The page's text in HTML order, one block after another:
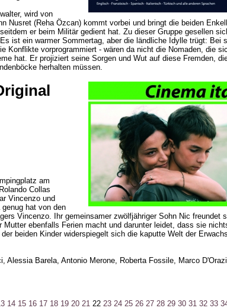
wird von
Nusret (Reha Özcan) kommt vorbei und bringt die beiden
er beim Militär gedient hat. Zu dieser Gruppe gesellen
ist ein warmer Sommertag, aber die ländliche Idylle trügt: Bei
Konflikte vorprogrammiert - wären da nicht die Nomaden, die
hat. Er projiziert seine Sorgen und Wut auf diese Fremden,
herhalten müssen.
am
Collas
Vincenzo und
hat von den
Vincenzo. Ihr gemeinsamer zwölfjähriger Sohn Nic freundet
ebenfalls Ferien macht und darunter leidet, dass sie
beiden Kinder widerspiegelt sich die kaputte Welt der
Alessia Barela, Antonio Merone, Roberta Fossile, Marco
14 15 16 17 18 19 20 21 22 23 24 25 26 27 28 29 30 31 32 33